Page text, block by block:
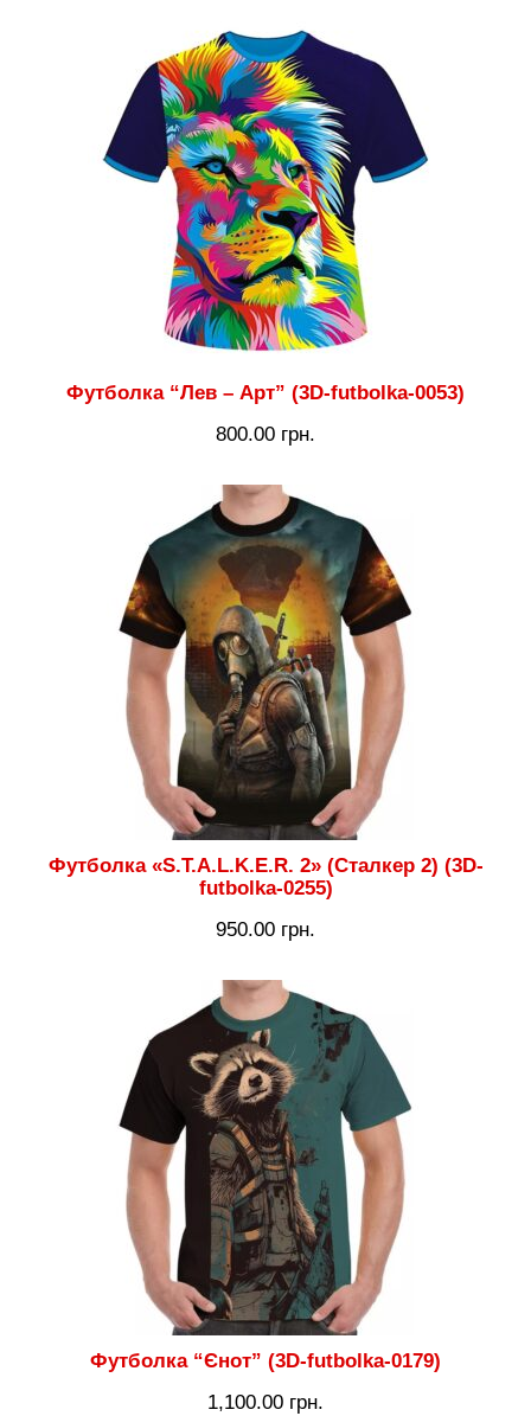
Футболка “Лев – Арт” (3D-futbolka-0053)
800.00 грн.
Футболка «S.T.A.L.K.E.R. 2» (Сталкер 2) (3D-
futbolka-0255)
950.00 грн.
Футболка “Єнот” (3D-futbolka-0179)
1,100.00 грн.